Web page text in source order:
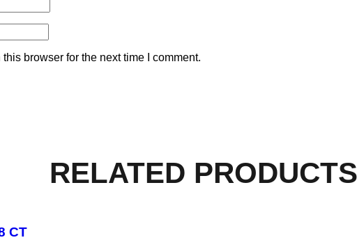
browser for the next time I comment.
RELATED PRODUCTS
CT